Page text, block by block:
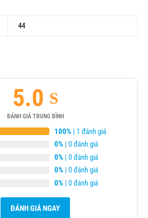
44
5.0
ĐÁNH GIÁ TRUNG BÌNH
100% | 1 đánh giá
0% | 0 đánh giá
0% | 0 đánh giá
0% | 0 đánh giá
0% | 0 đánh giá
ĐÁNH GIÁ NGAY